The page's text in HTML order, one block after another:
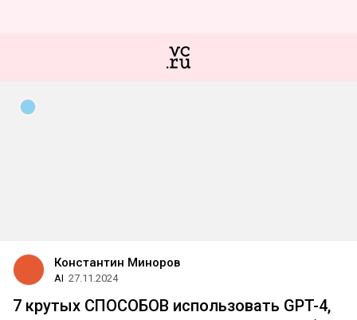
Константин Миноров
AI 27.11.2024
7 крутых СПОСОБОВ использовать GPT-4,